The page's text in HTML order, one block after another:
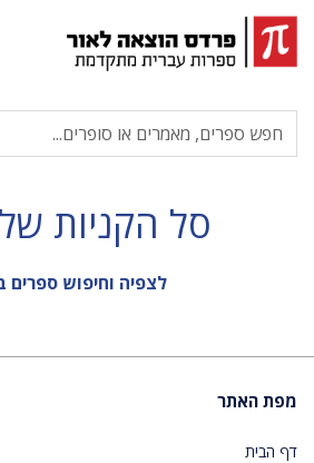
סל הקניות
לצפיה וחיפוש ספרים
מפת האתר
דף הבית